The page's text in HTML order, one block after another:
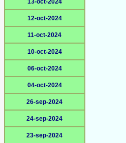
13-oct-2024
12-oct-2024
11-oct-2024
10-oct-2024
06-oct-2024
04-oct-2024
26-sep-2024
24-sep-2024
23-sep-2024